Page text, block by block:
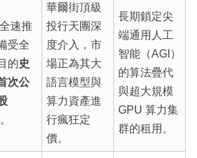
速推
受全
的史
次公
。
華爾街頂級
投行天團深
度介入，市
場正為其大
語言模型與
算力資產進
行瘋狂定
價。
長期鎖定尖
端通用人工
智能（AGI）
的算法疊代
與超大規模
GPU 算力集
群的租用。